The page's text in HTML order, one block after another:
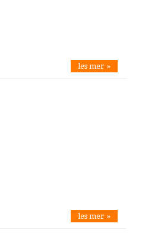
les mer »
les mer »